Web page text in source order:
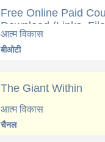
Free Online Paid
Download (Links,
आत्म विकास
बीओटी
The Giant Within
आत्म विकास
चैनल